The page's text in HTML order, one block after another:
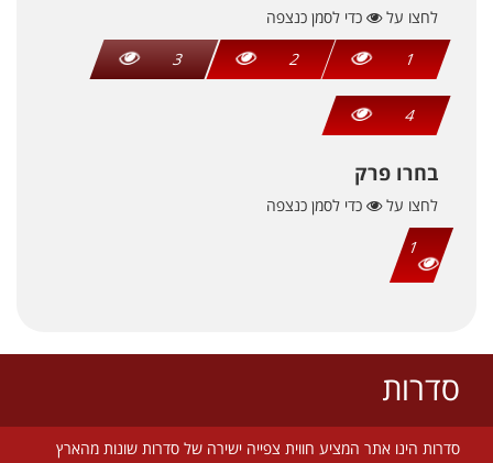
לחצו על
כדי לסמן כנצפה
1
2
3
4
בחרו פרק
לחצו על
כדי לסמן כנצפה
1
סדרות
סדרות הינו אתר המציע חווית צפייה ישירה של סדרות שונות מהארץ